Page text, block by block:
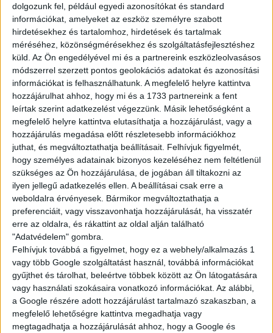
dolgozunk fel, például egyedi azonosítókat és standard
információkat, amelyeket az eszköz személyre szabott
hirdetésekhez és tartalomhoz, hirdetések és tartalmak
méréséhez, közönségmérésekhez és szolgáltatásfejlesztéshez
küld. Az Ön engedélyével mi és a partnereink eszközleolvasásos
módszerrel szerzett pontos geolokációs adatokat és azonosítási
információkat is felhasználhatunk. A megfelelő helyre kattintva
hozzájárulhat ahhoz, hogy mi és a 1733 partnereink a fent
leírtak szerint adatkezelést végezzünk. Másik lehetőségként a
megfelelő helyre kattintva elutasíthatja a hozzájárulást, vagy a
hozzájárulás megadása előtt részletesebb információkhoz
juthat, és megváltoztathatja beállításait. Felhívjuk figyelmét,
hogy személyes adatainak bizonyos kezeléséhez nem feltétlenül
szükséges az Ön hozzájárulása, de jogában áll tiltakozni az
ilyen jellegű adatkezelés ellen. A beállításai csak erre a
weboldalra érvényesek. Bármikor megváltoztathatja a
preferenciáit, vagy visszavonhatja hozzájárulását, ha visszatér
erre az oldalra, és rákattint az oldal alján található
"Adatvédelem" gombra.
Felhívjuk továbbá a figyelmet, hogy ez a webhely/alkalmazás 1
vagy több Google szolgáltatást használ, továbbá információkat
gyűjthet és tárolhat, beleértve többek között az Ön látogatására
vagy használati szokásaira vonatkozó információkat. Az alábbi,
a Google részére adott hozzájárulást tartalmazó szakaszban, a
megfelelő lehetőségre kattintva megadhatja vagy
megtagadhatja a hozzájárulását ahhoz, hogy a Google és
Are you looking for a flexible job? We got you!
Join to the WOLT couriers’ team and work whenever
you want to! Ride your bike,hop on your rollerskate and
pickup the orders!
Tasks:
Deliver the orders
Requirements:
Full-time student legal relationship
Own vehicle
Costumer-friendly attitude
Basic Hungarian knowledge
Avarage available hourly wage:
gross 2.022-5.482,- HUF/hour (informative)
JELENTKEZÉS